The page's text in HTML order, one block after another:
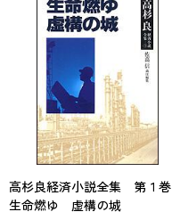
高杉良経済小説全集 第１巻
生命燃ゆ 虚構の城